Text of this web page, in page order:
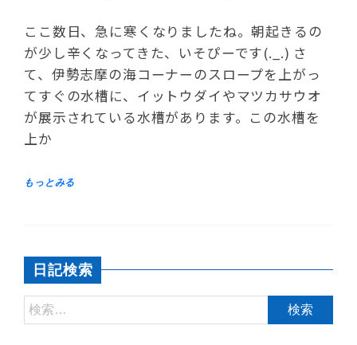
ここ数日、急に寒くなりましたね。朝起きるの
が少し辛くなってきた、いそぴーです(._.) さ
て、伊勢志摩の海コーナーのスロープを上がっ
てすぐの水槽に、イットウダイやマツカサウオ
が展示されている水槽があります。この水槽を
上か
日記検索